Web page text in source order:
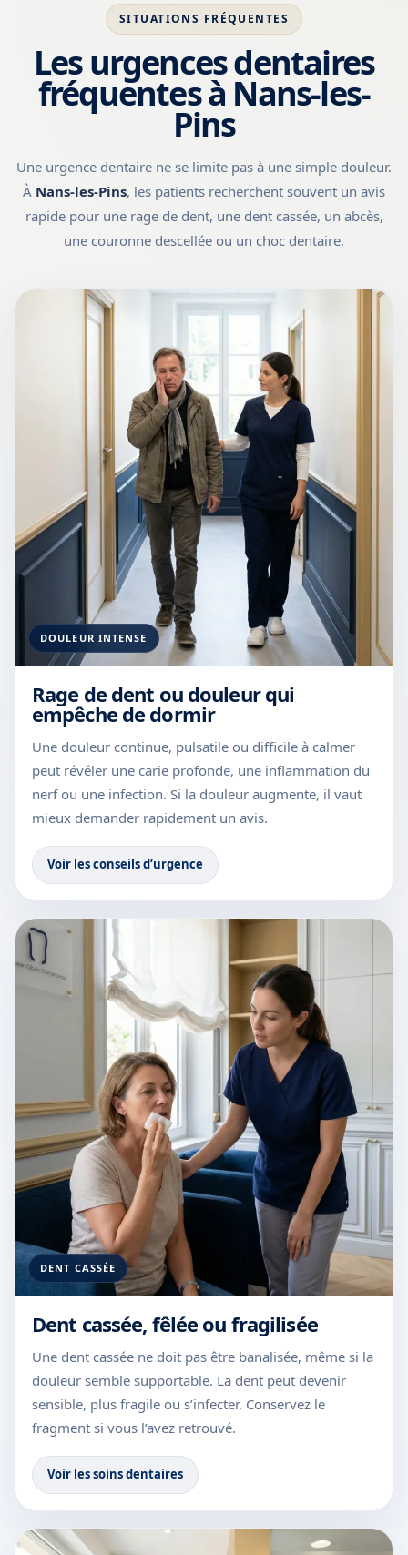
SITUATIONS FRÉQUENTES
Les urgences dentaires
fréquentes à Nans-les-
Pins
Une urgence dentaire ne se limite pas à une simple douleur.
À Nans-les-Pins, les patients recherchent souvent un avis
rapide pour une rage de dent, une dent cassée, un abcès,
une couronne descellée ou un choc dentaire.
DOULEUR INTENSE
Rage de dent ou douleur qui
empêche de dormir
Une douleur continue, pulsatile ou difficile à calmer
peut révéler une carie profonde, une inflammation du
nerf ou une infection. Si la douleur augmente, il vaut
mieux demander rapidement un avis.
Voir les conseils d’urgence
DENT CASSÉE
Dent cassée, fêlée ou fragilisée
Une dent cassée ne doit pas être banalisée, même si la
douleur semble supportable. La dent peut devenir
sensible, plus fragile ou s’infecter. Conservez le
fragment si vous l’avez retrouvé.
Voir les soins dentaires